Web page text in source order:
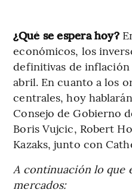
¿Qué se espera hoy?
económicos, los
definitivas de inflación
abril. En cuanto a los
centrales, hoy
Consejo de Gobierno
Boris Vujcic, Robert
Kazaks, junto con
A continuación lo que
mercados: